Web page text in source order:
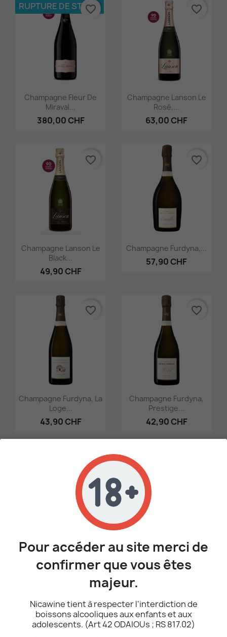
Aperçu rapide
Champagne Fleur De
Miraval...
380,00 CHF
RUPTURE DE STOCK
favorite_border
Aperçu rapide
Champagne Lanson Le
Rosé,...
63,00 CHF
favorite_border
Aperçu rapide
Champagne Lanson Le
Black...
49,90 CHF
favorite_border
Aperçu rapide
Champagne Furdyna,...
57,90 CHF
favorite_border
Aperçu rapide
Champagne Furdyna, La
Loge...
43,90 CHF
favorite_border
Aperçu rapide
Champagne Furdyna,
Prestige...
42,90 CHF
favorite_border
Aperçu rapide
Champagne Furdyna,
Rosé...
32,90 CHF
favorite_border
Aperçu rapide
Champagne Furdyna,
Rosé...
32,90 CHF
favorite_border favorite_border
Pour accéder au site merci de
confirmer que vous êtes
majeur.
Nicawine tient à respecter l'interdiction de
boissons alcooliques aux enfants et aux
adolescents. (Art 42 ODAIOUs ; RS 817.02)